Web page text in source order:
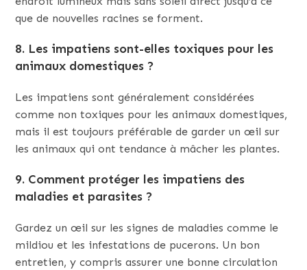
que de nouvelles racines se forment.
8. Les impatiens sont-elles toxiques pour les
animaux domestiques ?
Les impatiens sont généralement considérées
comme non toxiques pour les animaux domestiques,
mais il est toujours préférable de garder un œil sur
les animaux qui ont tendance à mâcher les plantes.
9. Comment protéger les impatiens des
maladies et parasites ?
Gardez un œil sur les signes de maladies comme le
mildiou et les infestations de pucerons. Un bon
entretien, y compris assurer une bonne circulation